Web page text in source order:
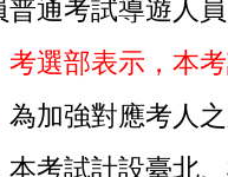
普通考試導遊人
選部表示，本
為加強對應考人
本考試計設臺北